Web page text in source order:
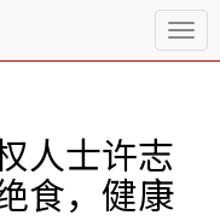
T
o
人士许志
食，健康